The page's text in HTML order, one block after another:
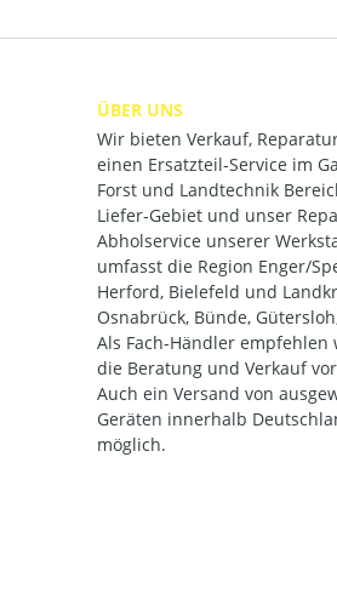
ÜBER UNS
Wir bieten Verkauf,
einen Ersatzteil-Service im
Forst und Landtechnik
Liefer-Gebiet und unser
Abholservice unserer
umfasst die Region Enger/
Herford, Bielefeld und
Osnabrück, Bünde,
Als Fach-Händler empfehlen
die Beratung und Verkauf
Auch ein Versand von
Geräten innerhalb
möglich.